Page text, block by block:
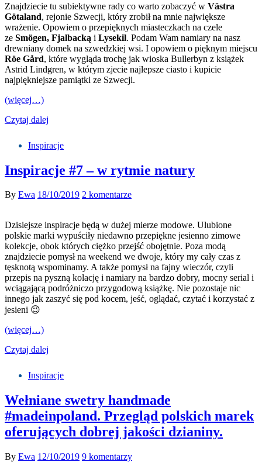
Znajdziecie tu subiektywne rady co warto zobaczyć w Västra
Götaland, rejonie Szwecji, który zrobił na mnie największe
wrażenie. Opowiem o przepięknych miasteczkach na czele
ze Smögen, Fjalbacką i Lysekil. Podam Wam namiary na nasz
drewniany domek na szwedzkiej wsi. I opowiem o pięknym miejscu
Röe Gård, które wygląda trochę jak wioska Bullerbyn z książek
Astrid Lindgren, w którym zjecie najlepsze ciasto i kupicie
najpiękniejsze pamiątki ze Szwecji.
(więcej…)
Czytaj dalej
Inspiracje
Inspiracje #7 – w rytmie natury
By Ewa 18/10/2019 2 komentarze
Dzisiejsze inspiracje będą w dużej mierze modowe. Ulubione
polskie marki wypuściły niedawno przepiękne jesienno zimowe
kolekcje, obok których ciężko przejść obojętnie. Poza modą
znajdziecie pomysł na weekend we dwoje, który my cały czas z
tęsknotą wspominamy. A także pomysł na fajny wieczór, czyli
przepis na pyszną kolację i namiary na bardzo dobry, mocny serial i
wciągającą podróżniczo przygodową książkę. Nie pozostaje nic
innego jak zaszyć się pod kocem, jeść, oglądać, czytać i korzystać z
jesieni 😉
(więcej…)
Czytaj dalej
Inspiracje
Wełniane swetry handmade
#madeinpoland. Przegląd polskich marek
oferujących dobrej jakości dzianiny.
By Ewa 12/10/2019 9 komentarzy